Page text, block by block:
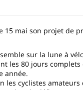
15 mai son projet de
sur la lune à
les 80 jours
année.
les cyclistes